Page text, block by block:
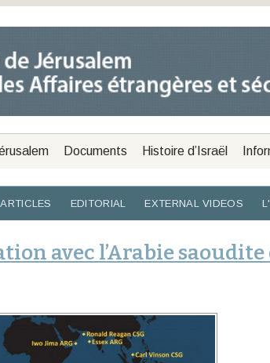
Documents Histoire d’Israël
ARTICLES EDITORIAL EXTERNAL VIDEOS
avec l’Arabie saoudite